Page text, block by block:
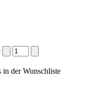
in der Wunschliste